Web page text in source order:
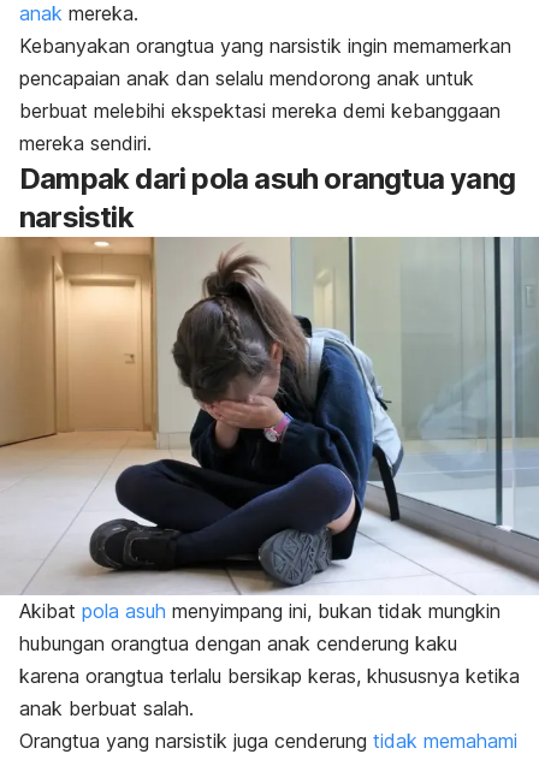
anak mereka.
Kebanyakan orangtua yang narsistik ingin memamerkan
pencapaian anak dan selalu mendorong anak untuk
berbuat melebihi ekspektasi mereka demi kebanggaan
mereka sendiri.
Dampak dari pola asuh orangtua yang
narsistik
Akibat pola asuh menyimpang ini, bukan tidak mungkin
hubungan orangtua dengan anak cenderung kaku
karena orangtua terlalu bersikap keras, khususnya ketika
anak berbuat salah.
Orangtua yang narsistik juga cenderung tidak memahami